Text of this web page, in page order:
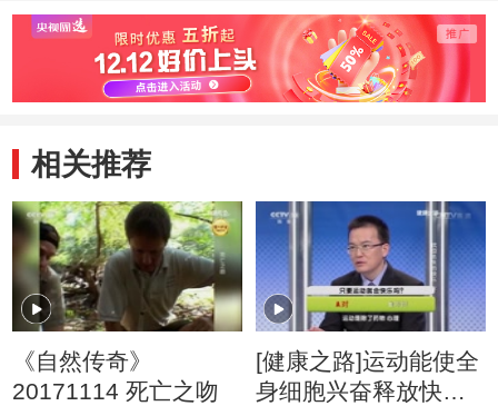
动物带来一场盛宴
千里
相关推荐
《自然传奇》
20171114 死亡之吻
[健康之路]运动能使全
身细胞兴奋释放快乐